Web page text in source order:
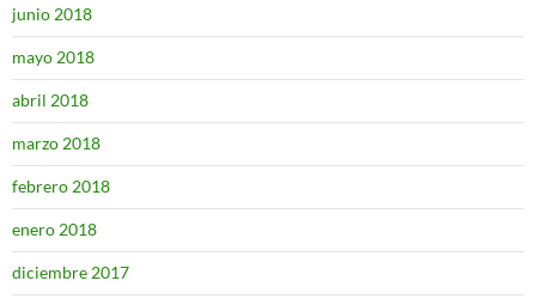
junio 2018
mayo 2018
abril 2018
marzo 2018
febrero 2018
enero 2018
diciembre 2017